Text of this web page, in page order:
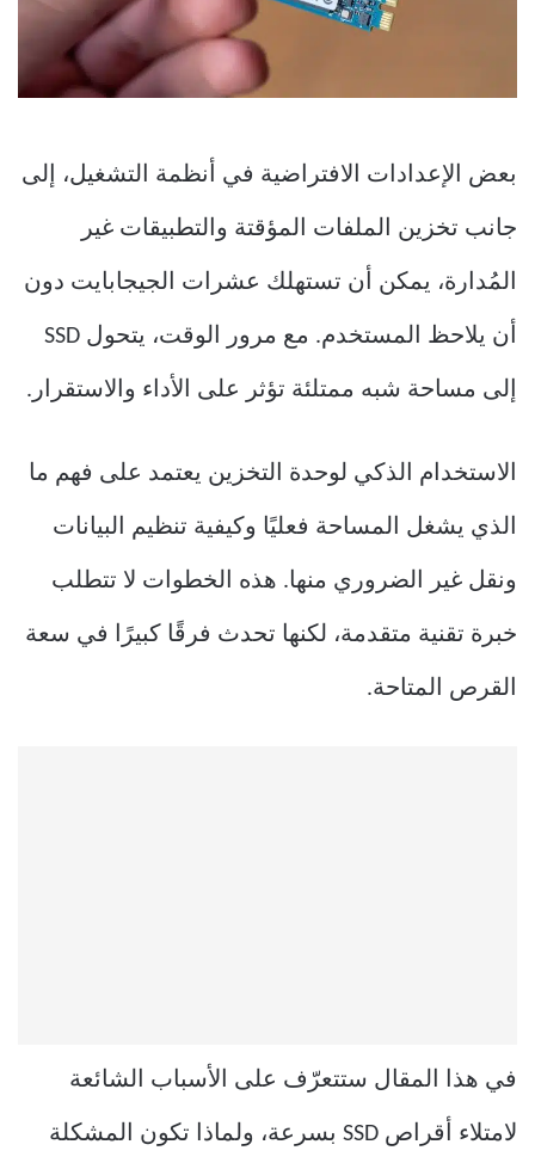
بعض الإعدادات الافتراضية في أنظمة التشغيل، إلى
جانب تخزين الملفات المؤقتة والتطبيقات غير
المُدارة، يمكن أن تستهلك عشرات الجيجابايت دون
أن يلاحظ المستخدم. مع مرور الوقت، يتحول SSD
إلى مساحة شبه ممتلئة تؤثر على الأداء والاستقرار.
الاستخدام الذكي لوحدة التخزين يعتمد على فهم ما
الذي يشغل المساحة فعليًا وكيفية تنظيم البيانات
ونقل غير الضروري منها. هذه الخطوات لا تتطلب
خبرة تقنية متقدمة، لكنها تحدث فرقًا كبيرًا في سعة
القرص المتاحة.
في هذا المقال ستتعرّف على الأسباب الشائعة
لامتلاء أقراص SSD بسرعة، ولماذا تكون المشكلة